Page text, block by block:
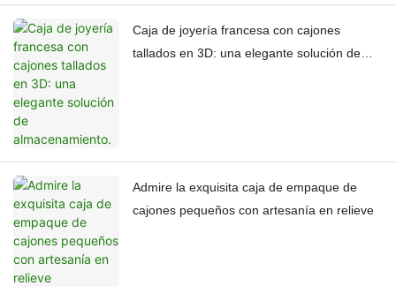
Caja de joyería francesa con cajones
tallados en 3D: una elegante solución de
Admire la exquisita caja de empaque de
cajones pequeños con artesanía en relieve